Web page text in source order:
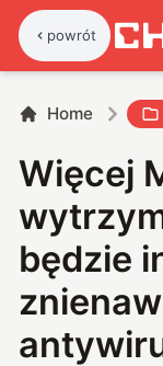
powrót
Home
Więcej
będzie